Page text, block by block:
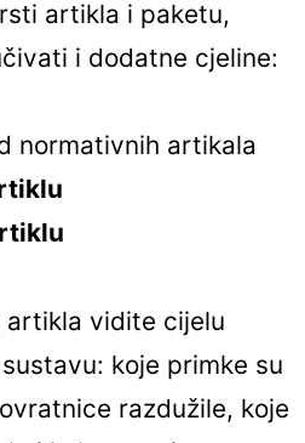
artikla i paketu,
i dodatne cjeline:
normativnih artikala
artikla vidite cijelu
koje primke su
razdužile, koje